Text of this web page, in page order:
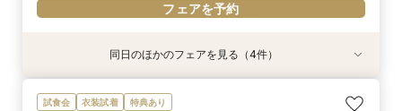
フェアを予約
衣装試着 特典あり
【ドレス重視オススメ◎】人気ドレス２５万円
特典あり
【少人数婚応援】来館でヘアコスメ＆1万円ギフ
衣装試着 特典あり
卒花オススメ◎英国伝統の大聖堂チャペル*最大
衣装試着 特典あり
【ペット婚人気NO.1】愛犬と誓うリングドッグ演
同日のほかのフェアを見る（4件）
試食会 衣装試着 特典あり